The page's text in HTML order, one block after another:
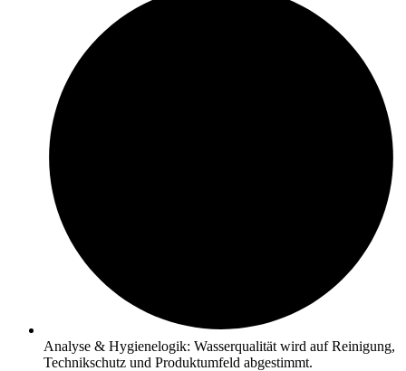
Analyse & Hygienelogik: Wasserqualität wird auf Reinigung,
Technikschutz und Produktumfeld abgestimmt.